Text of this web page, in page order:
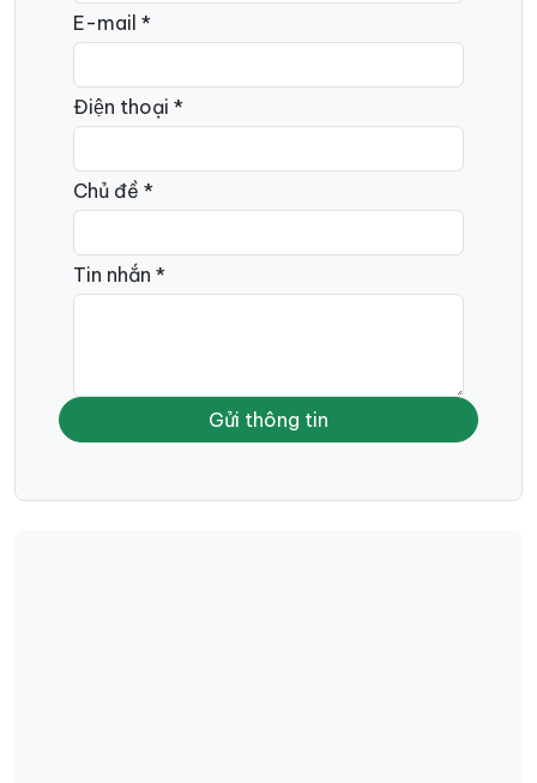
E-mail *
Điện thoại *
Chủ đề *
Tin nhắn *
Gửi thông tin